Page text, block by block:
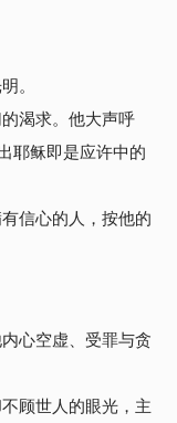
。
渴求。他大声呼
耶稣即是应许中的
信心的人，按他的
心空虚、受罪与贪
顾世人的眼光，主